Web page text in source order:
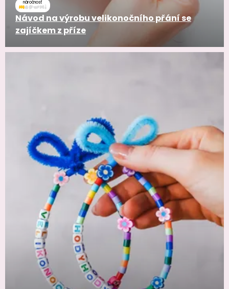
náročnosť
Návod na výrobu velikonočního přání se
zajíčkem z příze